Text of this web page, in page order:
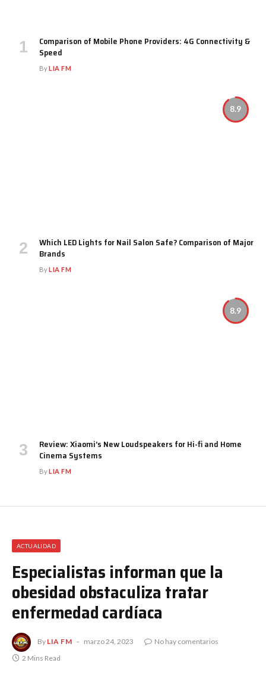
Comparison of Mobile Phone Providers: 4G Connectivity &
Speed
ByLIA FM
8.9
Which LED Lights for Nail Salon Safe? Comparison of Major
Brands
ByLIA FM
8.9
Review: Xiaomi’s New Loudspeakers for Hi-fi and Home
Cinema Systems
ByLIA FM
ACTUALIDAD
Especialistas informan que la
obesidad obstaculiza tratar
enfermedad cardíaca
By LIA FM marzo 24, 2023
No hay comentarios
2 Mins Read